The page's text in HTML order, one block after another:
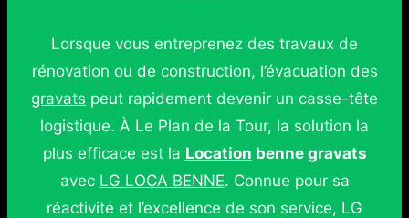
Lorsque vous entreprenez des travaux de
rénovation ou de construction, l’évacuation des
gravats peut rapidement devenir un casse-tête
logistique. À Le Plan de la Tour, la solution la
plus efficace est la Location benne gravats
avec LG LOCA BENNE. Connue pour sa
réactivité et l’excellence de son service, LG